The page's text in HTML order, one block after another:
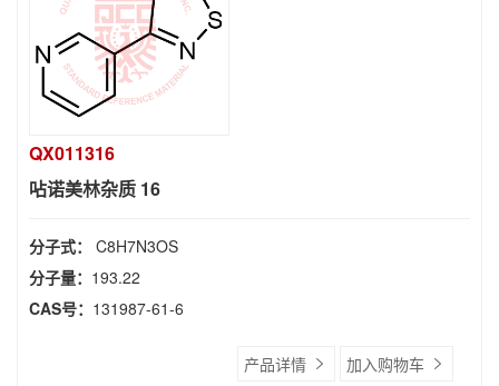
QX011316
呫诺美林杂质 16
分子式： C8H7N3OS
分子量： 193.22
CAS号： 131987-61-6
产品详情 加入购物车